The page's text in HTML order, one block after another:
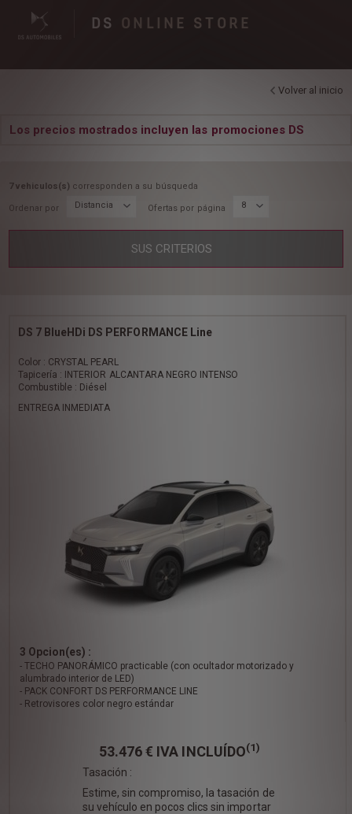
DS ONLINE STORE
Volver al inicio
Los precios mostrados incluyen las promociones DS
7 vehiculos(s) corresponden a su búsqueda
Ordenar por Distancia Ofertas por página 8
SUS CRITERIOS
DS 7 BlueHDi DS PERFORMANCE Line
Color : CRYSTAL PEARL
Tapicería : INTERIOR ALCANTARA NEGRO INTENSO
Combustible : Diésel
ENTREGA INMEDIATA
3 Opcion(es) :
- TECHO PANORÁMICO practicable (con ocultador motorizado y
alumbrado interior de LED)
- PACK CONFORT DS PERFORMANCE LINE
- Retrovisores color negro estándar
53.476 € IVA INCLUÍDO(1)
Tasación :
Estime, sin compromiso, la tasación de
su vehículo en pocos clics sin importar